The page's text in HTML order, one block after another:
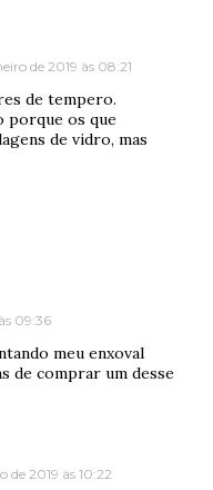
de 2019 às 08:21
de tempero.
porque os que
de vidro, mas
09:36
meu enxoval
de comprar um desse
de 2019 às 10:22